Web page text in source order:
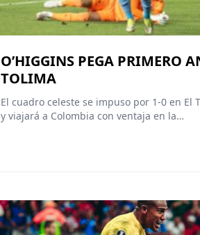
O’HIGGINS PEGA PRIMERO
TOLIMA
El cuadro celeste se impuso por 1-0 en El
y viajará a Colombia con ventaja en la…